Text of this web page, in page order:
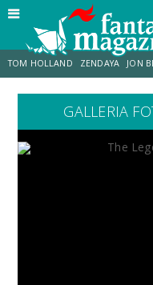
TOM HOLLAND ZENDAYA JON
STRANIMONDI LUCCA COMICS &
GALLERIA